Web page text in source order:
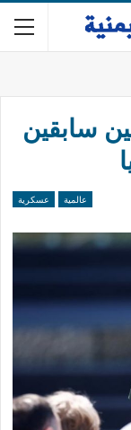
سابقين
عالمية عسكرية